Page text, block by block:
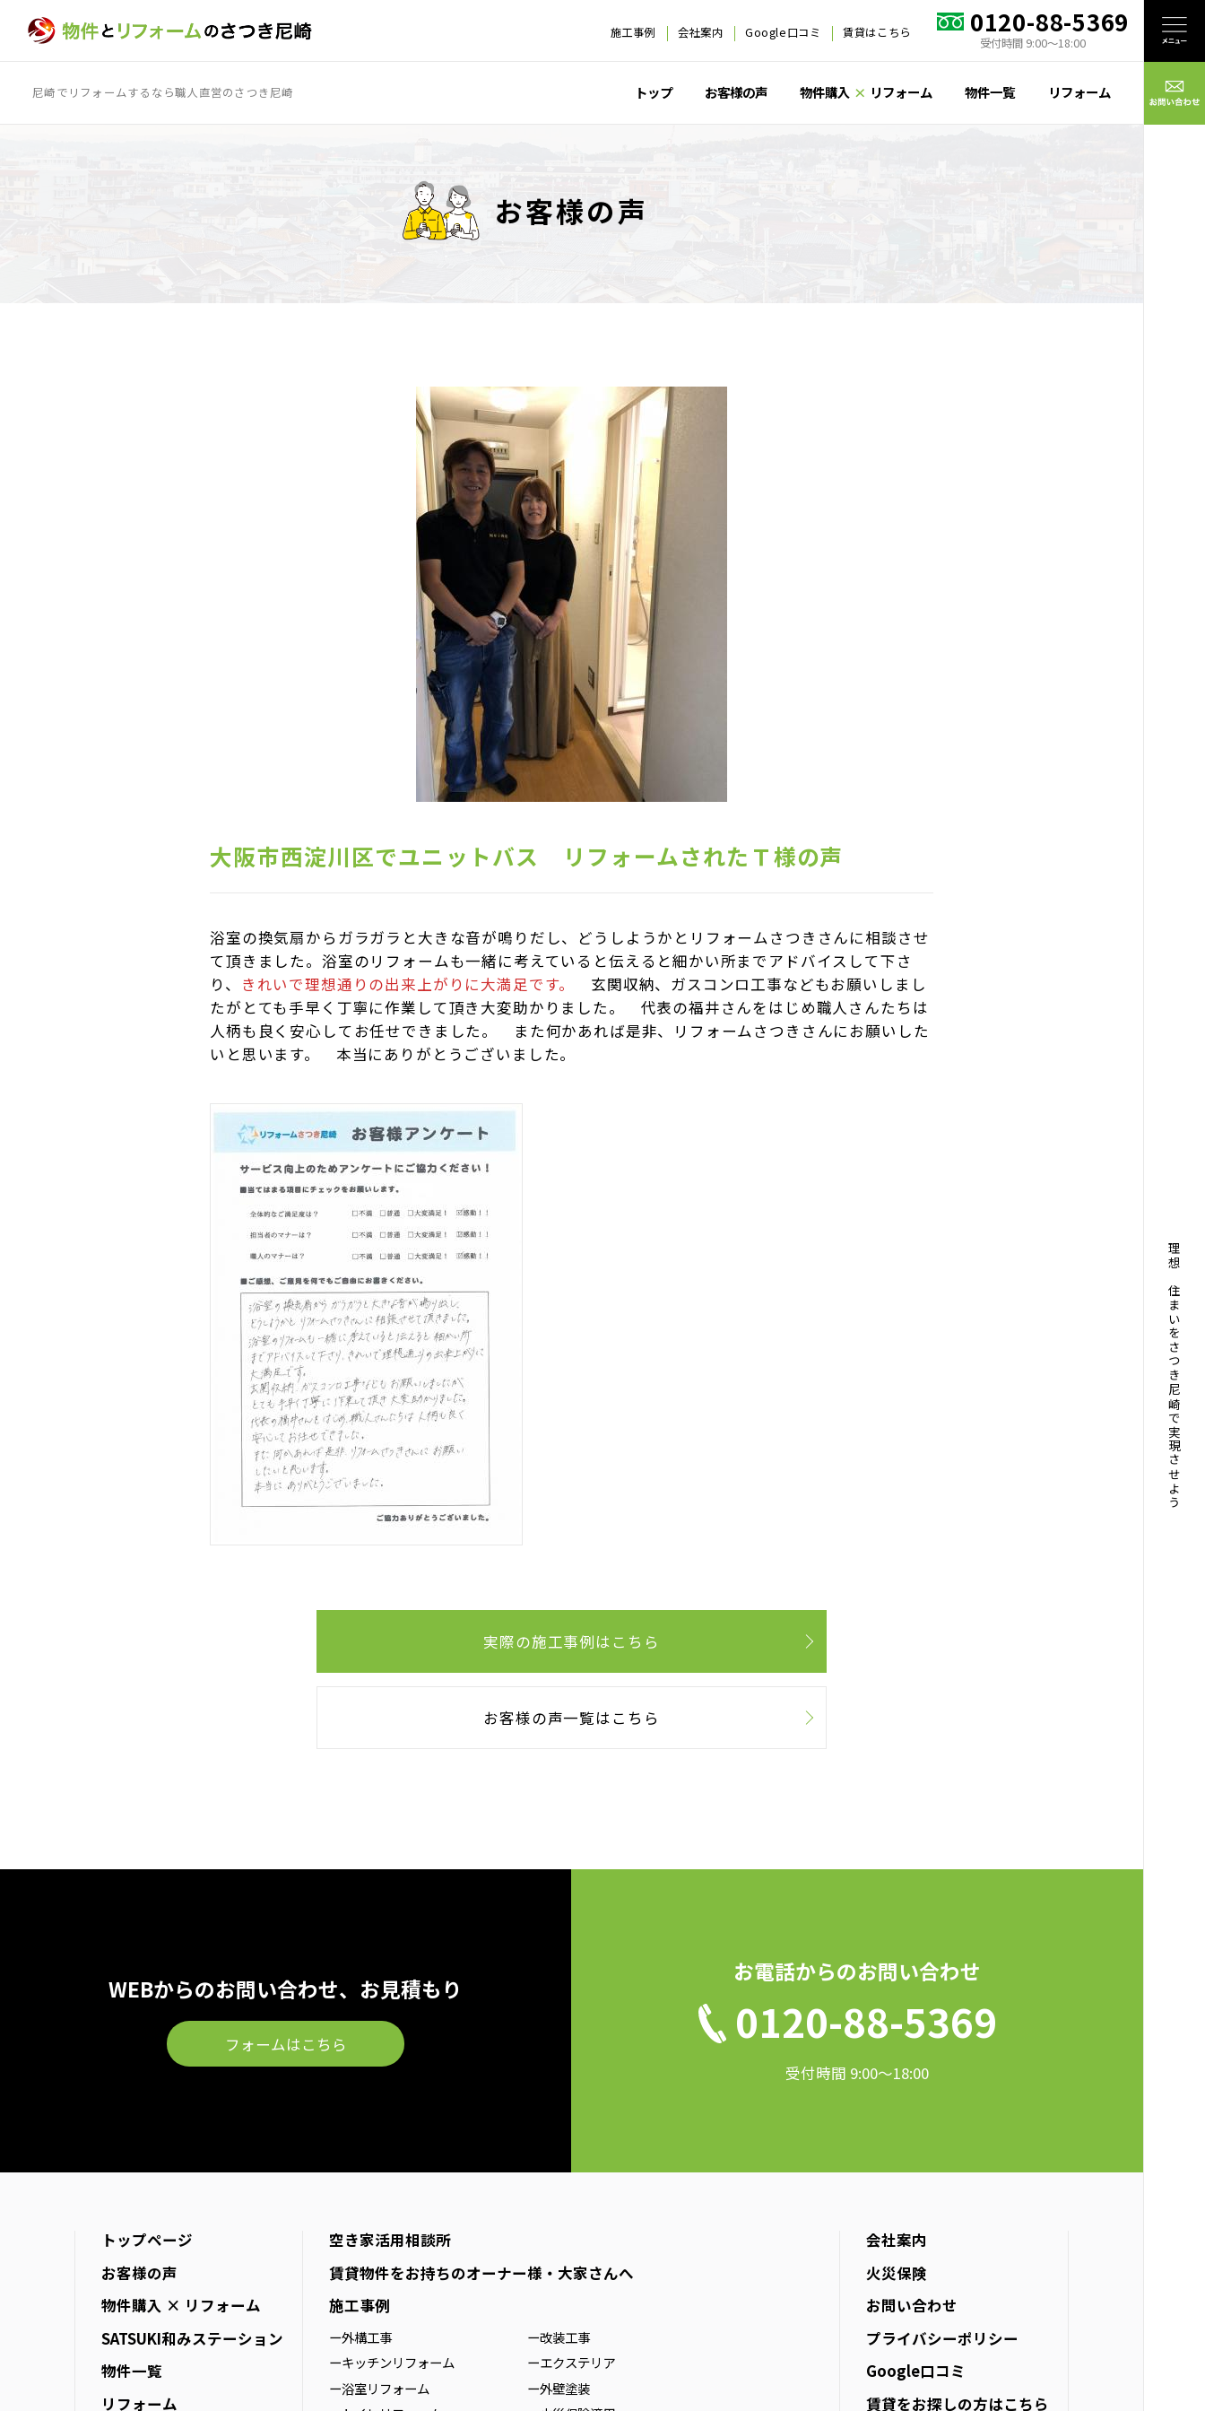
理想の住まいをさつき尼崎で実現させよう
施工事例 会社案内 Google口コミ 賃貸はこちら 0120-88-5369
受付時間 9:00〜18:00
尼崎でリフォームするなら職人直営のさつき尼崎 トップ お客様の声 物件購入 × リフォーム 物件一覧 リフォーム
お客様の声
大阪市西淀川区でユニットバス リフォームされたＴ様の声
浴室の換気扇からガラガラと大きな音が鳴りだし、どうしようかとリフォームさつきさんに相談させ
て頂きました。浴室のリフォームも一緒に考えていると伝えると細かい所までアドバイスして下さ
り、 きれいで理想通りの出来上がりに大満足です。
玄関収納、ガスコンロ工事などもお願いしまし
たがとても手早く丁寧に作業して頂き大変助かりました。 代表の福井さんをはじめ職人さんたちは
人柄も良く安心してお任せできました。 また何かあれば是非、リフォームさつきさんにお願いした
いと思います。 本当にありがとうございました。
実際の施工事例はこちら
お客様の声一覧はこちら
WEBからのお問い合わせ、お見積もり
フォームはこちら
お電話からのお問い合わせ
0120-88-5369
受付時間 9:00〜18:00
トップページ
お客様の声
物件購入 × リフォーム
SATSUKI和みステーション
物件一覧
リフォーム
空き家活用相談所
賃貸物件をお持ちのオーナー様・大家さんへ
施工事例
ー外構工事
ーキッチンリフォーム
ー浴室リフォーム
ー改装工事
ーエクステリア
ー外壁塗装
会社案内
火災保険
お問い合わせ
プライバシーポリシー
Google口コミ
賃貸をお探しの方はこちら